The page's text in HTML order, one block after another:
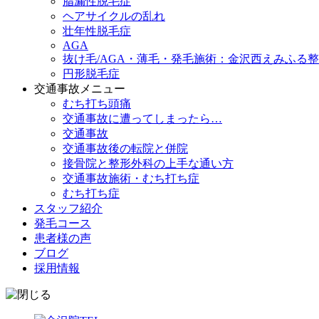
ヘアサイクルの乱れ
壮年性脱毛症
AGA
抜け毛/AGA・薄毛・発毛施術：金沢西えみふる
円形脱毛症
交通事故メニュー
むち打ち頭痛
交通事故に遭ってしまったら…
交通事故
交通事故後の転院と併院
接骨院と整形外科の上手な通い方
交通事故施術・むち打ち症
むち打ち症
スタッフ紹介
発毛コース
患者様の声
ブログ
採用情報